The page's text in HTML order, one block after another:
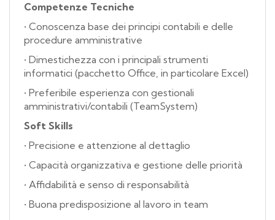
Competenze Tecniche
• Conoscenza base dei principi contabili e delle
procedure amministrative
• Dimestichezza con i principali strumenti
informatici (pacchetto Office, in particolare Excel)
• Preferibile esperienza con gestionali
amministrativi/contabili (TeamSystem)
Soft Skills
• Precisione e attenzione al dettaglio
• Capacità organizzativa e gestione delle priorità
• Affidabilità e senso di responsabilità
• Buona predisposizione al lavoro in team